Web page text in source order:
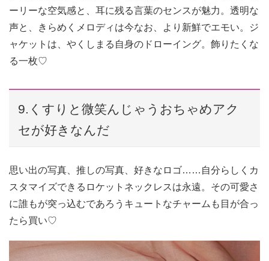
ーリーな空気感と、耳に残る言葉のセンスが魅力。透明な
声と、きらめくメロディは今なお、より新鮮でエモい。ジ
ャケットは、やくしまる自身のドローイング。飾りたくな
る一枚♡
9.くすりと微笑んじゃうおちゃめアク
セが好きなんだ
思い出の写真、推しの写真、好きなロゴ……自分らしくカ
スタマイズできるロケットネックレスは永遠。その可愛さ
に誰もが突っ込むであろうキュートなチャームも目が合っ
たら買い♡